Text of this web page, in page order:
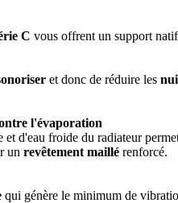
C vous offrent un support
et donc de réduire les
l'évaporation
d'eau froide du radiateur
un revêtement maillé renforcé.
qui génère le minimum de